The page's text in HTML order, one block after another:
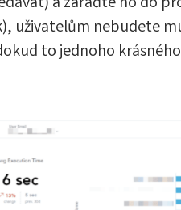
uživatelům nebudete
to jednoho